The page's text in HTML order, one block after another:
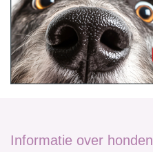
Informatie over honden